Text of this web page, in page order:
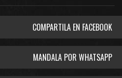
COMPARTILA EN FACEBOOK
MANDALA POR WHATSAPP